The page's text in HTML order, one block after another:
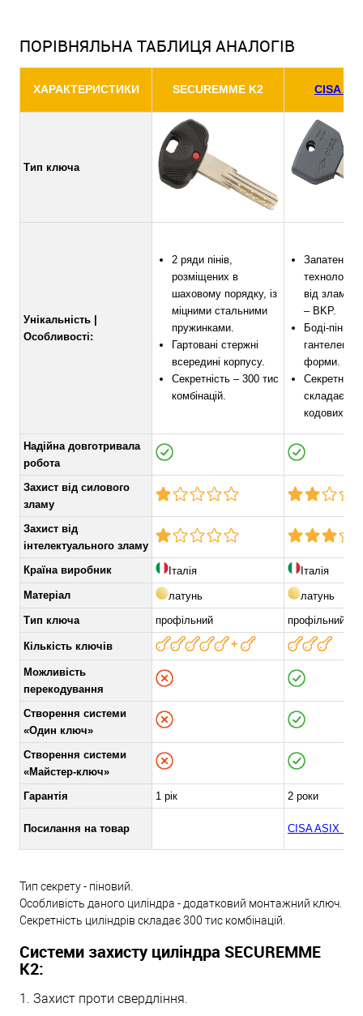
ПОРІВНЯЛЬНА ТАБЛИЦЯ АНАЛОГІВ
ХАРАКТЕРИСТИКИ SECUREMME K2 CISA
Тип ключа
Унікальність |
Особливості:
2 ряди пінів,
розміщених в
шаховому порядку, із
міцними стальними
пружинками.
Гартовані стержні
всередині корпусу.
Секретність – 300 тис
комбінацій.
технологія
від зламу
– BKP.
Боді-піни
форми.
складає
кодових
Надійна довготривала
робота
Захист від силового
зламу
Захист від
інтелектуального зламу
Країна виробник
Італія
Італія
Матеріал
латунь
латунь
Тип ключа
профільний профільний
Кількість ключів
Можливість
перекодування
Створення системи
«Один ключ»
Створення системи
«Майстер-ключ»
Гарантія
1 рік 2 роки
Посилання на товар CISA ASIX P8
Тип секрету - піновий.
Особливість даного циліндра - додатковий монтажний ключ.
Секретність циліндрів складає 300 тис комбінацій.
Системи захисту циліндра SECUREMME
K2:
1. Захист проти свердління.